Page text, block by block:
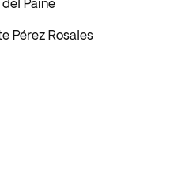
Paine
Pérez Rosales